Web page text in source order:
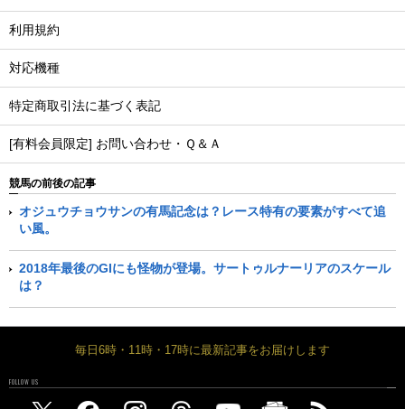
利用規約
対応機種
特定商取引法に基づく表記
[有料会員限定] お問い合わせ・Ｑ＆Ａ
競馬の前後の記事
オジュウチョウサンの有馬記念は？レース特有の要素がすべて追
い風。
2018年最後のGIにも怪物が登場。サートゥルナーリアのスケール
は？
毎日6時・11時・17時に最新記事をお届けします
FOLLOW US